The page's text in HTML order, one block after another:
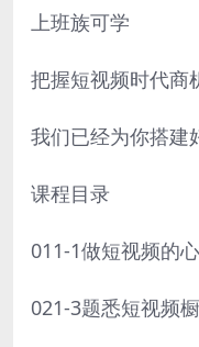
上班族可学
把握短视频时代商
我们已经为你搭建
课程目录
011-1做短视频的
021-3题悉短视频